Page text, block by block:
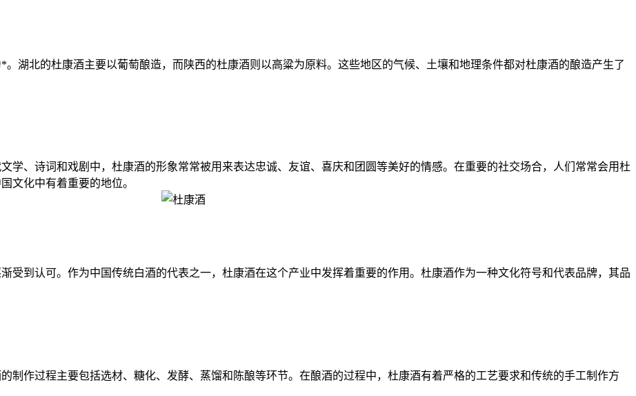
北的杜康酒主要以葡萄酿造，而陕西的杜康酒则以高粱为原料。这些地区的气候、土壤和地理条件都对杜康酒的酿造产生了
、诗词和戏剧中，杜康酒的形象常常被用来表达忠诚、友谊、喜庆和团圆等美好的情感。在重要的社交场合，人们常常会用杜
文化中有着重要的地位。
到认可。作为中国传统白酒的代表之一，杜康酒在这个产业中发挥着重要的作用。杜康酒作为一种文化符号和代表品牌，其品
作过程主要包括选材、糖化、发酵、蒸馏和陈酿等环节。在酿酒的过程中，杜康酒有着严格的工艺要求和传统的手工制作方